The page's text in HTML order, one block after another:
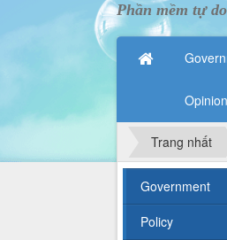
Phần mềm tự
Trang nhất
Government
Policy